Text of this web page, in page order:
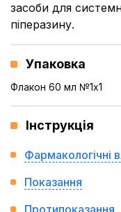
засоби для
піперазину.
Упаковка
Флакон 60 мл №1x1
Інструкція
Фармакологічні
Показання
Протипоказання